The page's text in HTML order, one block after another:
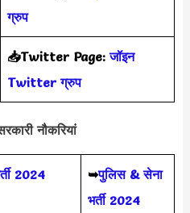
ग्रुप
📥Twitter Page:जॉइन
Twitter ग्रुप
नौकरियां
2024
➥पुलिस & सेना
भर्ती 2024